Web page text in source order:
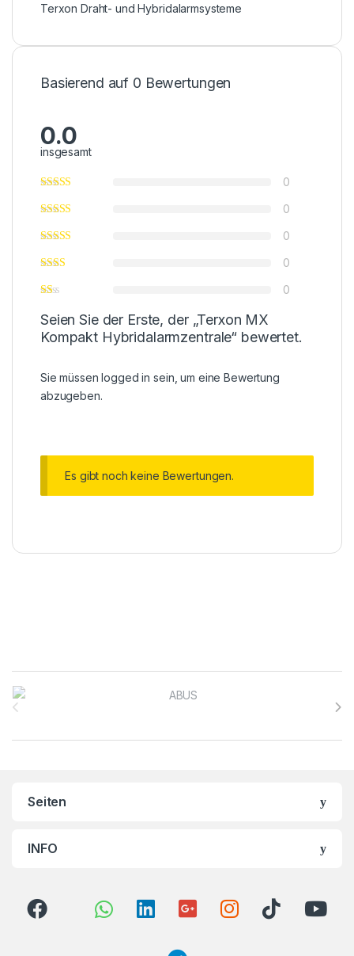
Terxon Draht- und Hybridalarmsysteme
Basierend auf 0 Bewertungen
0.0
insgesamt
0
0
0
0
0
Seien Sie der Erste, der „Terxon MX
Kompakt Hybridalarmzentrale“ bewertet.
Sie müssenlogged in sein, um eine Bewertung
abzugeben.
Es gibt noch keine Bewertungen.
Brands Carousel
Seiten
INFO